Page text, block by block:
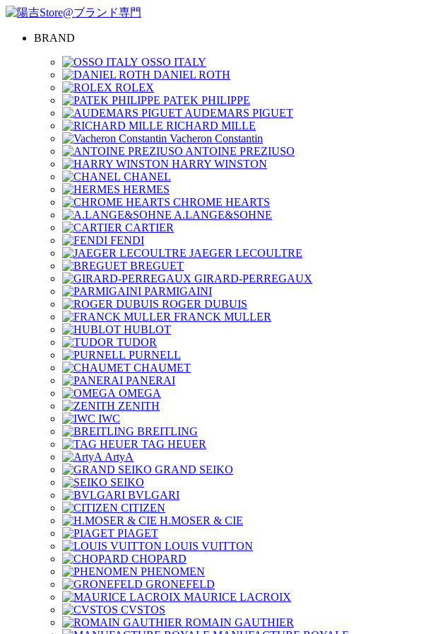
BRAND
OSSO ITALY
DANIEL ROTH
ROLEX
PATEK PHILIPPE
AUDEMARS PIGUET
RICHARD MILLE
Vacheron Constantin
ANTOINE PREZIUSO
HARRY WINSTON
CHANEL
HERMES
CHROME HEARTS
A.LANGE&SOHNE
CARTIER
FENDI
JAEGER LECOULTRE
BREGUET
GIRARD-PERREGAUX
PARMIGAINI
ROGER DUBUIS
FRANCK MULLER
HUBLOT
TUDOR
PURNELL
CHAUMET
PANERAI
OMEGA
ZENITH
IWC
BREITLING
TAG HEUER
ArtyA
GRAND SEIKO
SEIKO
BVLGARI
CITIZEN
H.MOSER & CIE
PIAGET
LOUIS VUITTON
CHOPARD
PHENOMEN
GRONEFELD
MAURICE LACROIX
CVSTOS
ROMAIN GAUTHIER